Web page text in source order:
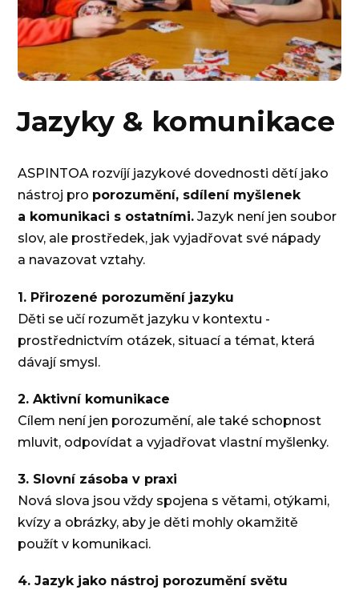
Jazyky & komunikace
ASPINTOA rozvíjí jazykové dovednosti dětí jako
nástroj pro porozumění, sdílení myšlenek
a komunikaci s ostatními. Jazyk není jen soubor
slov, ale prostředek, jak vyjadřovat své nápady
a navazovat vztahy.
1. Přirozené porozumění jazyku
Děti se učí rozumět jazyku v kontextu -
prostřednictvím otázek, situací a témat, která
dávají smysl.
2. Aktivní komunikace
Cílem není jen porozumění, ale také schopnost
mluvit, odpovídat a vyjadřovat vlastní myšlenky.
3. Slovní zásoba v praxi
Nová slova jsou vždy spojena s větami, otýkami,
kvízy a obrázky, aby je děti mohly okamžitě
použít v komunikaci.
4. Jazyk jako nástroj porozumění světu